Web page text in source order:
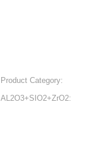
Product Category:
AL2O3+SIO2+ZrO2: